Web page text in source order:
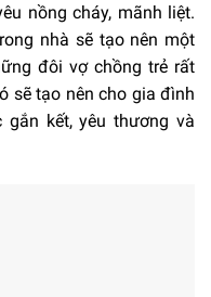
nồng cháy, mãnh liệt.
nhà sẽ tạo nên một
đôi vợ chồng trẻ rất
sẽ tạo nên cho gia đình
gắn kết, yêu thương và